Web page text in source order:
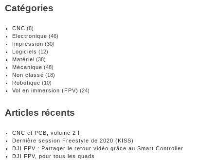
Catégories
CNC (8)
Electronique (46)
Impression (30)
Logiciels (12)
Matériel (38)
Mécanique (48)
Non classé (18)
Robotique (10)
Vol en immersion (FPV) (24)
Articles récents
CNC et PCB, volume 2 !
Dernière session Freestyle de 2020 (KISS)
DJI FPV : Partager le retour vidéo grâce au Smart Controller
DJI FPV, pour tous les quads